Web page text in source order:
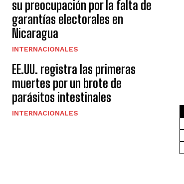
su preocupación por la falta de
garantías electorales en
Nicaragua
INTERNACIONALES
EE.UU. registra las primeras
muertes por un brote de
parásitos intestinales
INTERNACIONALES